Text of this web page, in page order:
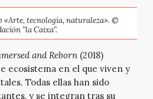
«Arte, tecnología, naturaleza». ©
”la Caixa”.
and Reborn (2018)
ecosistema en el que viven y
Todas ellas han sido
y se integran tras su